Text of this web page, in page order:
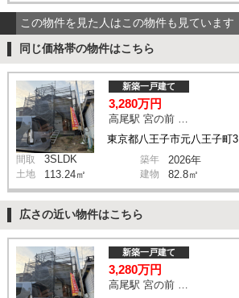
この物件を見た人はこの物件も見ています
同じ価格帯の物件はこちら
東京都八王子市元八王子町3
新築一戸建て
3,280万円
間取 3SLDK 築年 2026年
土地 113.24㎡ 建物 82.8㎡
広さの近い物件はこちら
新築一戸建て
3,280万円
高尾駅 宮の前 バス4分 停歩8分